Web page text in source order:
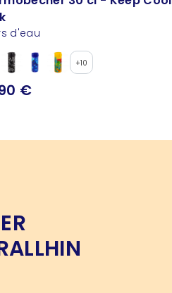
d'eau
+10
€